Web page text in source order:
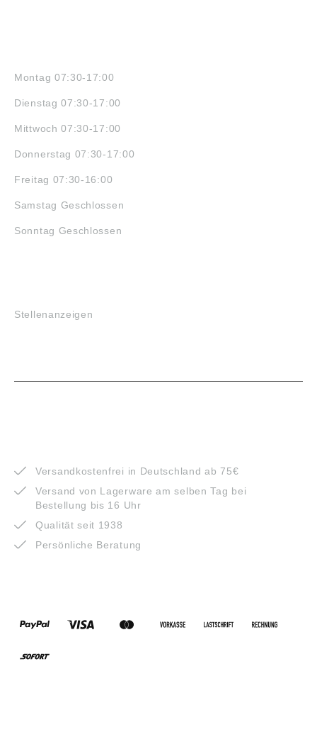
Montag 07:30-17:00
Dienstag 07:30-17:00
Mittwoch 07:30-17:00
Donnerstag 07:30-17:00
Freitag 07:30-16:00
Samstag Geschlossen
Sonntag Geschlossen
Stellenanzeigen
Versandkostenfrei in Deutschland ab 75€
Versand von Lagerware am selben Tag bei
Bestellung bis 16 Uhr
Qualität seit 1938
Persönliche Beratung